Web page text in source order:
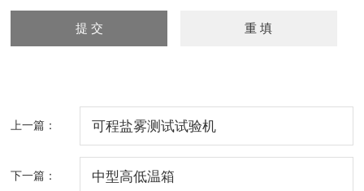
上一篇： 可程盐雾测试试验机
下一篇： 中型高低温箱